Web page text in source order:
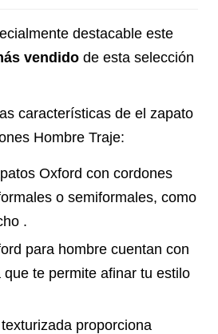
destacable este
vendido de esta selección
características de el zapato
Hombre Traje:
Oxford con cordones
o semiformales, como
.
para hombre cuentan con
te permite afinar tu estilo
proporciona